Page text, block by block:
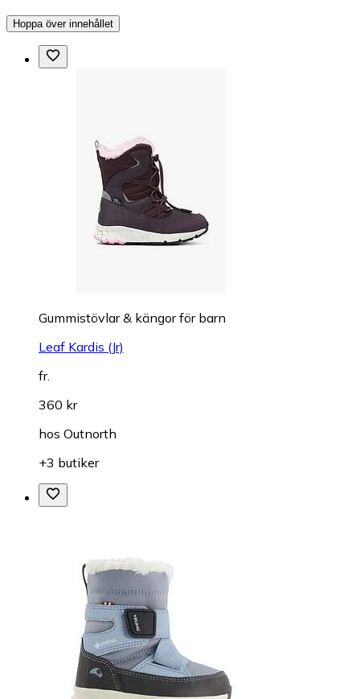
Hoppa över innehållet
Gummistövlar & kängor för barn
Leaf Kardis (Jr)
fr.
360 kr
hos Outnorth
+3 butiker